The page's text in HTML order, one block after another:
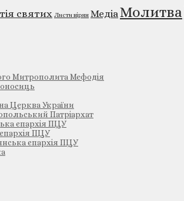
святих Листи вірян МедіаМолитва
Митрополита Мефодія
Церква України
Патріархат
єпархія ПЦУ
ПЦУ
єпархія ПЦУ